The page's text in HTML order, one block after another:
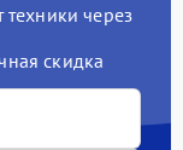
через
скидка